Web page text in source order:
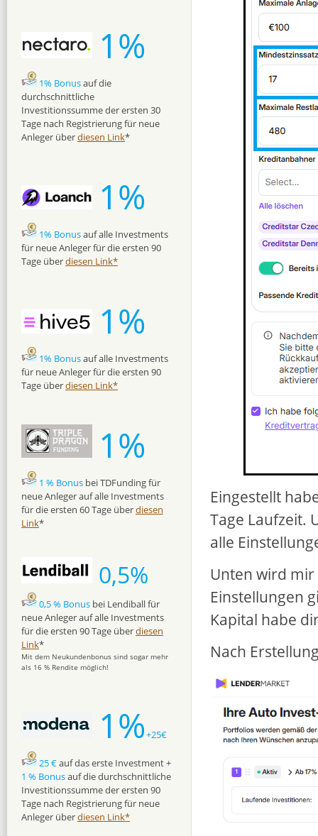
Eingestellt
Tage Laufzeit.
alle
Unten wird mir
Einstellungen
Kapital habe
Nach
1%
1% Bonusauf die
durchschnittliche
Investitionssumme der ersten 30
Tage nach Registrierung für neue
Anleger überdiesen Link*
1%
1% Bonusauf alle Investments
für neue Anleger für die ersten 90
Tage überdiesen Link*
1%
1% Bonusauf alle Investments
für neue Anleger für die ersten 90
Tage überdiesen Link*
1%
1 % Bonus bei TDFunding für
neue Anleger auf alle Investments
für die ersten 60 Tage überdiesen
Link*
0,5%
0,5 % Bonus bei Lendiball für
neue Anleger auf alle Investments
für die ersten 90 Tage überdiesen
Link*
Mit dem Neukundenbonus sind sogar mehr
als 16 % Rendite möglich!
1%+25€
25 €auf das erste Investment +
1 % Bonusauf die durchschnittliche
Investitionssumme der ersten 90
Tage nach Registrierung für neue
Anleger überdiesen Link*